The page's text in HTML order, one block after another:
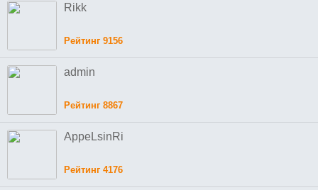
Rikk
Рейтинг 9156
admin
Рейтинг 8867
AppeLsinRi
Рейтинг 4176